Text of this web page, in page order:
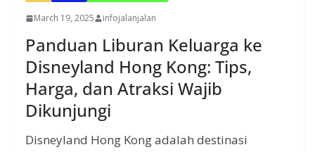
March 19, 2025 infojalanjalan
Panduan Liburan Keluarga ke
Disneyland Hong Kong: Tips,
Harga, dan Atraksi Wajib
Dikunjungi
Disneyland Hong Kong adalah destinasi